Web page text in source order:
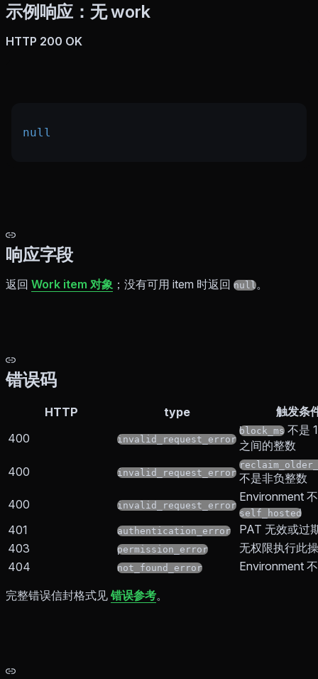
示例响应：无 work
HTTP 200 OK
null
响应字段
返回 Work item 对象 ；没有可用 item 时返回 null。
错误码
HTTP type
触发条
400
invalid_request_error
block_ms 不是
之间的整数
400
invalid_request_error 不是非负整数
400
invalid_request_error
Environment
self_hosted
401 authentication_error
PAT 无效或过
403
permission_error
无权限执行此
404
not_found_error Environment
完整错误信封格式见 错误参考。